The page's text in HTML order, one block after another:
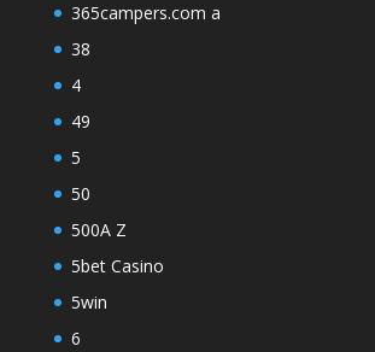
365campers.com a
38
4
49
5
50
500A Z
5bet Casino
5win
6